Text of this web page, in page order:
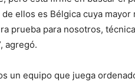
ellos es Bélgica cuya
prueba para nosotros,
agregó.
un equipo que juega